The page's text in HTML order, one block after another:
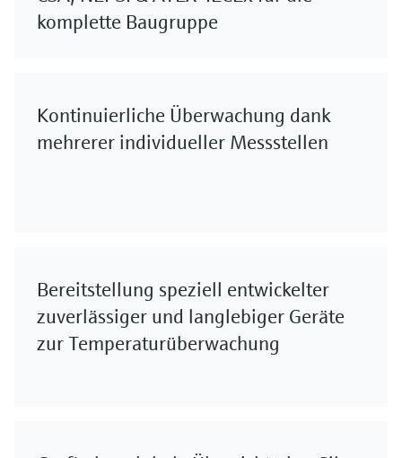
komplette Baugruppe
Kontinuierliche Überwachung dank
mehrerer individueller Messstellen
Bereitstellung speziell entwickelter
zuverlässiger und langlebiger Geräte
zur Temperaturüberwachung